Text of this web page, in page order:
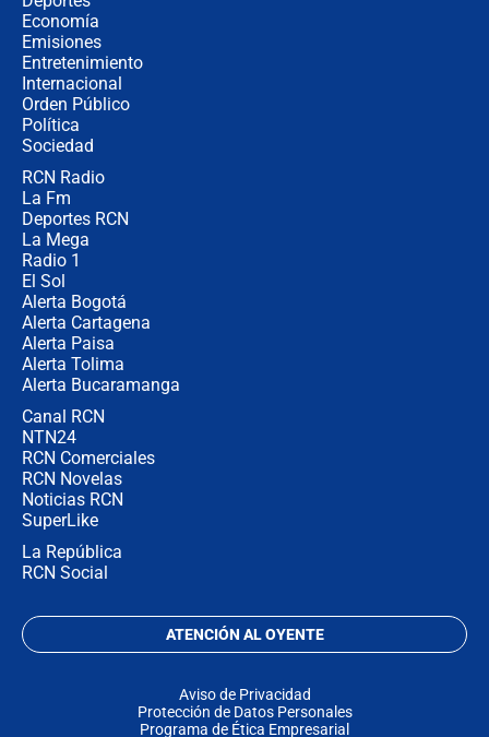
Economía
Emisiones
Entretenimiento
Internacional
Orden Público
Política
Sociedad
RCN Radio
La Fm
Deportes RCN
La Mega
Radio 1
El Sol
Alerta Bogotá
Alerta Cartagena
Alerta Paisa
Alerta Tolima
Alerta Bucaramanga
Canal RCN
NTN24
RCN Comerciales
RCN Novelas
Noticias RCN
SuperLike
La República
RCN Social
ATENCIÓN AL OYENTE
Aviso de Privacidad
Protección de Datos Personales
Programa de Ética Empresarial